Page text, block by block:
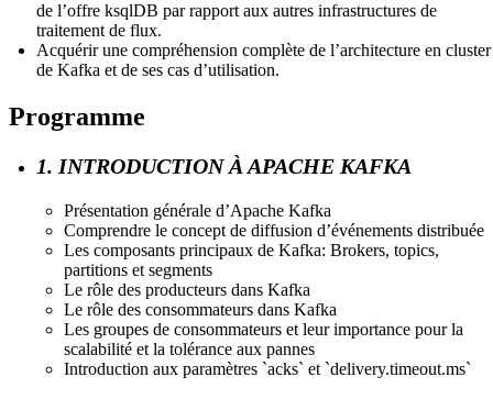
de l’offre ksqlDB par rapport aux autres infrastructures de
traitement de flux.
Acquérir une compréhension complète de l’architecture en cluster
de Kafka et de ses cas d’utilisation.
Programme
1. INTRODUCTION À APACHE KAFKA
Présentation générale d’Apache Kafka
Comprendre le concept de diffusion d’événements distribuée
Les composants principaux de Kafka: Brokers, topics,
partitions et segments
Le rôle des producteurs dans Kafka
Le rôle des consommateurs dans Kafka
Les groupes de consommateurs et leur importance pour la
scalabilité et la tolérance aux pannes
Introduction aux paramètres `acks` et `delivery.timeout.ms`